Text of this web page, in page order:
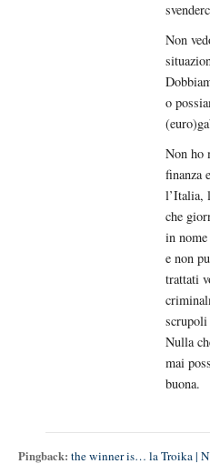
Non
o
Non ho
finanza
l’Italia,
che
in
e non
trattati
scrupoli
Nulla
mai
buona.
Pingback: the winner is… la Troika |